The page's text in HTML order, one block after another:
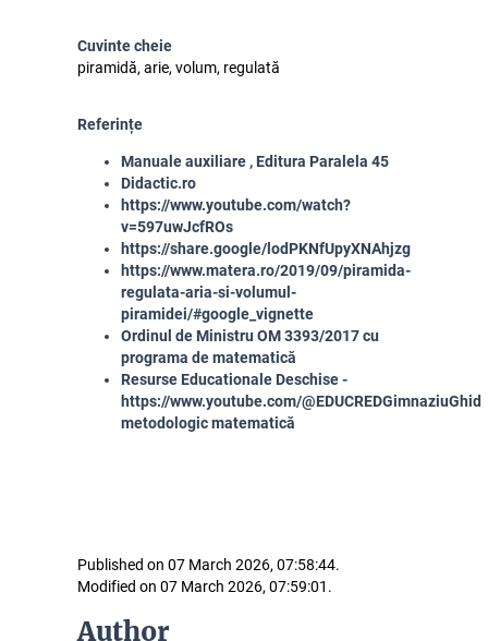
Cuvinte cheie
piramidă, arie, volum, regulată
Referințe
Manuale auxiliare , Editura Paralela 45
Didactic.ro
https://www.youtube.com/watch?
v=597uwJcfROs
https://share.google/lodPKNfUpyXNAhjzg
https://www.matera.ro/2019/09/piramida-
regulata-aria-si-volumul-
piramidei/#google_vignette
Ordinul de Ministru OM 3393/2017 cu
programa de matematică
Resurse Educationale Deschise -
https://www.youtube.com/@EDUCREDGimnaziuGhid
metodologic matematică
Published on 07 March 2026, 07:58:44.
Modified on 07 March 2026, 07:59:01.
Author